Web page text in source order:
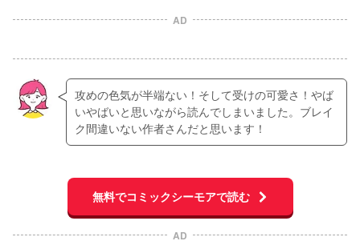
AD
攻めの色気が半端ない！そして受けの可愛さ！やば
いやばいと思いながら読んでしまいました。ブレイ
ク間違いない作者さんだと思います！
無料でコミックシーモアで読む
AD